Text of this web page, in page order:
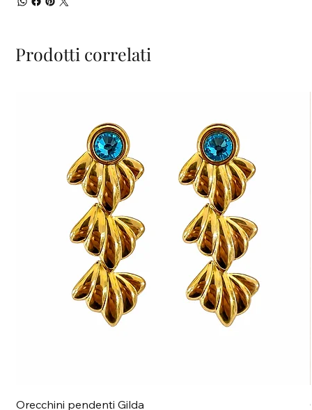
Prodotti correlati
Orecchini pendenti Gilda